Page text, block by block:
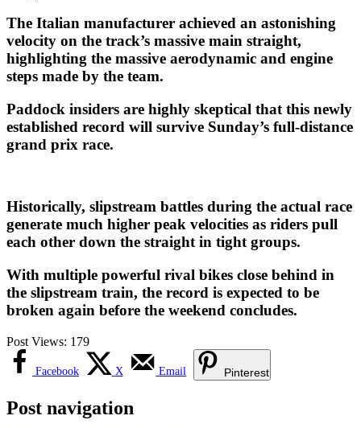
The Italian manufacturer achieved an astonishing
velocity on the track’s massive main straight,
highlighting the massive aerodynamic and engine
steps made by the team.
Paddock insiders are highly skeptical that this newly
established record will survive Sunday’s full-distance
grand prix race.
Historically, slipstream battles during the actual race
generate much higher peak velocities as riders pull
each other down the straight in tight groups.
With multiple powerful rival bikes close behind in
the slipstream train, the record is expected to be
broken again before the weekend concludes.
Post Views: 179
Facebook X Email Pinterest
Post navigation